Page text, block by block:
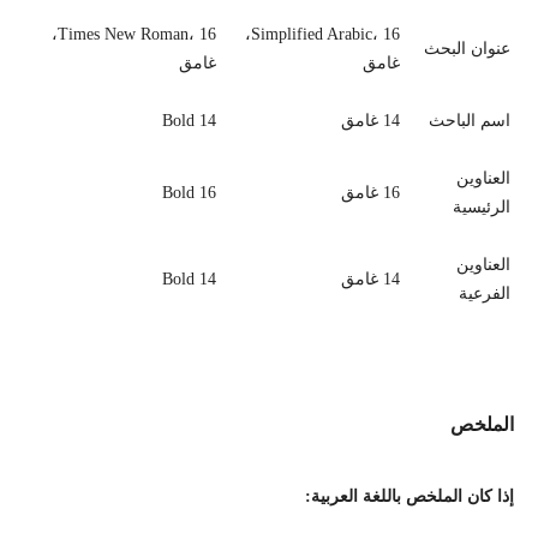
عنوان البحث
Simplified Arabic، 16،
غامق
Times New Roman، 16،
غامق
اسم الباحث 14 غامق 14 Bold
العناوين
الرئيسية
16 غامق 16 Bold
العناوين
الفرعية
14 غامق 14 Bold
الملخص
إذا كان الملخص باللغة العربية: